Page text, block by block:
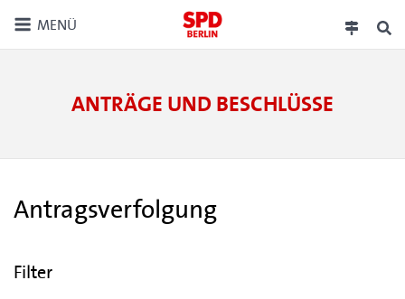
MENÜ
ANTRÄGE UND BESCHLÜSSE
Antragsverfolgung
Filter